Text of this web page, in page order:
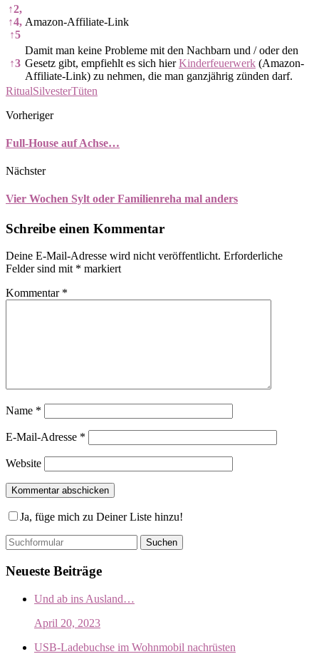
↑2,
↑4,
↑5
Amazon-Affiliate-Link
↑3
Damit man keine Probleme mit den Nachbarn und / oder den
Gesetz gibt, empfiehlt es sich hierKinderfeuerwerk (Amazon-
Affiliate-Link) zu nehmen, die man ganzjährig zünden darf.
RitualSilvesterTüten
Vorheriger
Full-House auf Achse…
Nächster
Vier Wochen Sylt oder Familienreha mal anders
Schreibe einen Kommentar
Deine E-Mail-Adresse wird nicht veröffentlicht. Erforderliche
Felder sind mit * markiert
Kommentar *
Name *
E-Mail-Adresse *
Website
Ja, füge mich zu Deiner Liste hinzu!
Suchen
Neueste Beiträge
Und ab ins Ausland…
April 20, 2023
USB-Ladebuchse im Wohnmobil nachrüsten